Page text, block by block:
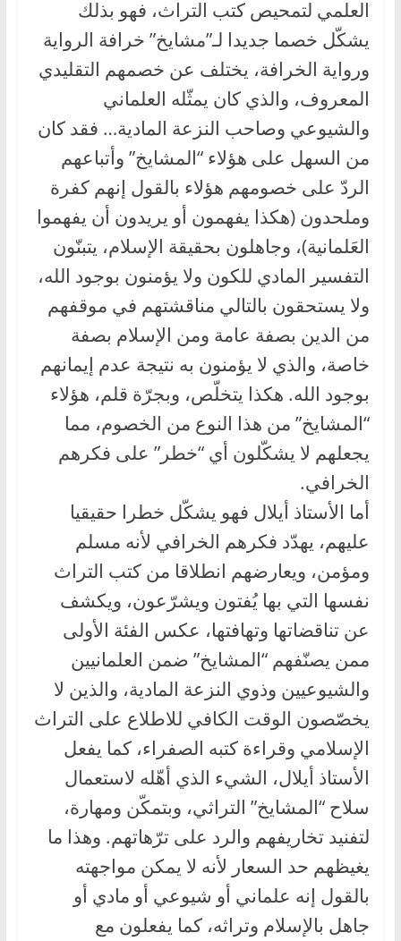
العلمي لتمحيص كتب التراث، فهو بذلك
يشكّل خصما جديدا لـ”مشايخ” خرافة الرواية
ورواية الخرافة، يختلف عن خصمهم التقليدي
المعروف، والذي كان يمثّله العلماني
والشيوعي وصاحب النزعة المادية… فقد كان
من السهل على هؤلاء “المشايخ” وأتباعهم
الردّ على خصومهم هؤلاء بالقول إنهم كفرة
وملحدون (هكذا يفهمون أو يريدون أن يفهموا
العَلمانية)، وجاهلون بحقيقة الإسلام، يتبنّون
التفسير المادي للكون ولا يؤمنون بوجود الله،
ولا يستحقون بالتالي مناقشتهم في موقفهم
من الدين بصفة عامة ومن الإسلام بصفة
خاصة، والذي لا يؤمنون به نتيجة عدم إيمانهم
بوجود الله. هكذا يتخلّص، وبجرّة قلم، هؤلاء
“المشايخ” من هذا النوع من الخصوم، مما
يجعلهم لا يشكّلون أي “خطر” على فكرهم
الخرافي.
أما الأستاذ أيلال فهو يشكّل خطرا حقيقيا
عليهم، يهدّد فكرهم الخرافي لأنه مسلم
ومؤمن، ويعارضهم انطلاقا من كتب التراث
نفسها التي بها يُفتون ويشرّعون، ويكشف
عن تناقضاتها وتهافتها، عكس الفئة الأولى
ممن يصنّفهم “المشايخ” ضمن العلمانيين
والشيوعيين وذوي النزعة المادية، والذين لا
يخصّصون الوقت الكافي للاطلاع على التراث
الإسلامي وقراءة كتبه الصفراء، كما يفعل
الأستاذ أيلال، الشيء الذي أهّله لاستعمال
سلاح “المشايخ” التراثي، وبتمكّن ومهارة،
لتفنيد تخاريفهم والرد على ترّهاتهم. وهذا ما
يغيظهم حد السعار لأنه لا يمكن مواجهته
بالقول إنه علماني أو شيوعي أو مادي أو
جاهل بالإسلام وتراثه، كما يفعلون مع